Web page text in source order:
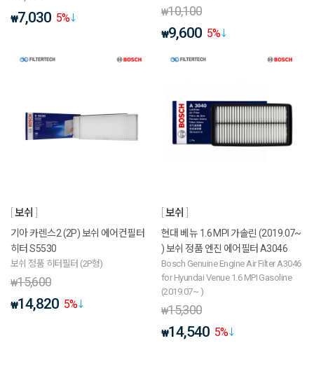
₩7,030 5% ₩10,100
₩9,600 5%
보쉬
기아 카렌스2 (2P) 보쉬 에어컨필터
히터 S5530
보쉬 정품 히터필터 (2P형)
₩15,600
₩14,820 5%
보쉬
현대 베뉴 1.6 MPI 가솔린 (2019.07~
) 보쉬 정품 엔진 에어필터 A3046
Bosch Genuine Engine Air Filter A3046
for Hyundai Venue 1.6 MPI Gasoline
(2019.07~ )
₩15,300
₩14,540 5%